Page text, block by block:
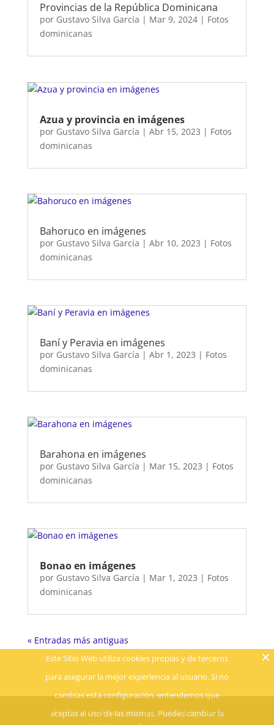
Provincias de la República Dominicana
por Gustavo Silva García | Mar 9, 2024| Fotos
dominicanas
Azua y provincia en imágenes
por Gustavo Silva García | Abr 15, 2023 | Fotos
dominicanas
Bahoruco en imágenes
por Gustavo Silva García | Abr 10, 2023 | Fotos
dominicanas
Baní y Peravia en imágenes
por Gustavo Silva García | Abr 1, 2023 | Fotos
dominicanas
Barahona en imágenes
por Gustavo Silva García | Mar 15, 2023 | Fotos
dominicanas
Bonao en imágenes
por Gustavo Silva García | Mar 1, 2023 | Fotos
dominicanas
« Entradas más antiguas
Política de Privacidad
Aviso Legal
Este Sitio Web utiliza cookies propias y de terceros
para asegurar la mejor experiencia al usuario. Si no
cambias esta configuración, entendemos que
aceptas el uso de las mismas. Puedes cambiar la